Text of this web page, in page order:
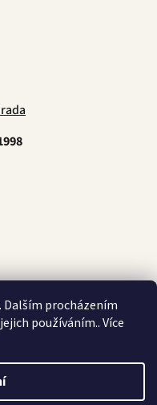
Dalším procházením
používáním.. Více